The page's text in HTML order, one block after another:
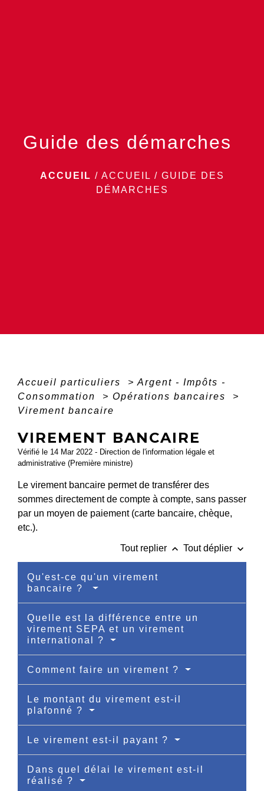
Guide des démarches
ACCUEIL / ACCUEIL / GUIDE DES
DÉMARCHES
Accueil particuliers > Argent - Impôts -
Consommation
> Opérations bancaires
>
Virement bancaire
VIREMENT BANCAIRE
Vérifié le 14 Mar 2022 - Direction de l'information légale et
administrative (Première ministre)
Le virement bancaire permet de transférer des
sommes directement de compte à compte, sans passer
par un moyen de paiement (carte bancaire, chèque,
etc.).
Tout replier keyboard_arrow_up Tout déplier keyboard_arrow_down
Qu'est-ce qu'un virement
bancaire ?
Quelle est la différence entre un
virement SEPA et un virement
international ?
Comment faire un virement ?
Le montant du virement est-il
plafonné ?
Le virement est-il payant ?
Dans quel délai le virement est-il
réalisé ?